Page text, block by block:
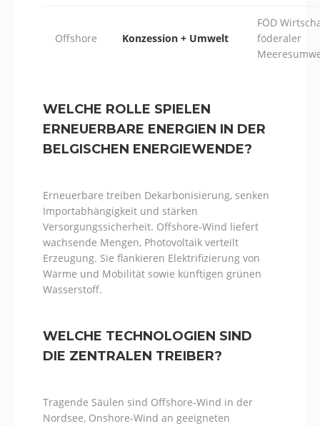
Offshore Konzession + Umwelt
FÖD
föderaler
WELCHE ROLLE SPIELEN
ERNEUERBARE ENERGIEN IN DER
BELGISCHEN ENERGIEWENDE?
Erneuerbare treiben Dekarbonisierung, senken
Importabhängigkeit und stärken
Versorgungssicherheit. Offshore-Wind liefert
wachsende Mengen, Photovoltaik verteilt
Erzeugung. Sie flankieren Elektrifizierung von
Wärme und Mobilität sowie künftigen grünen
Wasserstoff.
WELCHE TECHNOLOGIEN SIND
DIE ZENTRALEN TREIBER?
Tragende Säulen sind Offshore-Wind in der
Nordsee, Onshore-Wind an geeigneten